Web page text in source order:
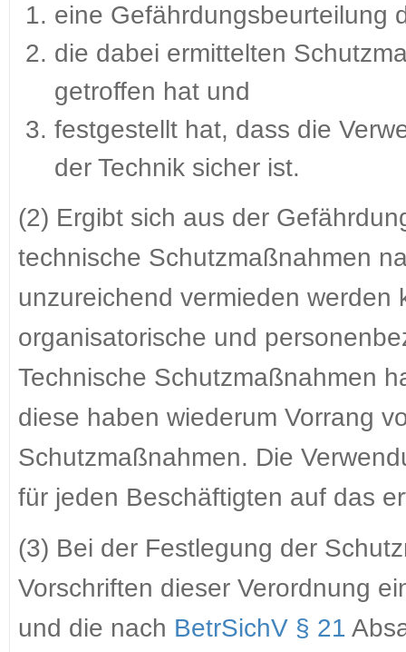
eine Gefährdungsbeurteilung
die dabei ermittelten
getroffen hat und
festgestellt hat, dass die
der Technik sicher ist.
(2) Ergibt sich aus der
technische Schutzmaßnahmen
unzureichend vermieden
organisatorische und
Technische Schutzmaßnahmen
diese haben wiederum Vorrang
Schutzmaßnahmen. Die
für jeden Beschäftigten auf das
(3) Bei der Festlegung der
Vorschriften dieser Verordnung
und die nach BetrSichV § 21